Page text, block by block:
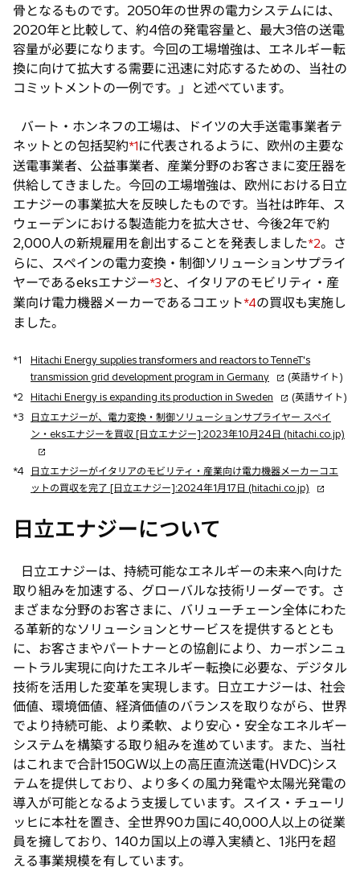
骨となるものです。2050年の世界の電力システムには、
2020年と比較して、約4倍の発電容量と、最大3倍の送電
容量が必要になります。今回の工場増強は、エネルギー転
換に向けて拡大する需要に迅速に対応するための、当社の
コミットメントの一例です。」と述べています。
バート・ホンネフの工場は、ドイツの大手送電事業者テ
ネットとの包括契約*1に代表されるように、欧州の主要な
送電事業者、公益事業者、産業分野のお客さまに変圧器を
供給してきました。今回の工場増強は、欧州における日立
エナジーの事業拡大を反映したものです。当社は昨年、ス
ウェーデンにおける製造能力を拡大させ、今後2年で約
2,000人の新規雇用を創出することを発表しました*2。さ
らに、スペインの電力変換・制御ソリューションサプライ
ヤーであるeksエナジー*3 と、イタリアのモビリティ・産
業向け電力機器メーカーであるコエット*4の買収も実施し
ました。
*1
Hitachi Energy supplies transformers and reactors to TenneT's
transmission grid development program in Germany新
し
開
く
(英語サイト)
*2
Hitachi Energy is expanding its production in Sweden 新
し
い
(英語サイト)
*3
日立エナジーが、電力変換・制御ソリューションサプライヤー スペイ
ン・eksエナジーを買収 [日立エナジー]:2023年10月24日 (hitachi.co.jp)
*4
日立エナジーがイタリアのモビリティ・産業向け電力機器メーカーコエ
ットの買収を完了 [日立エナジー]:2024年1月17日 (hitachi.co.jp) 新
で
開
く
日立エナジーについて
日立エナジーは、持続可能なエネルギーの未来へ向けた
取り組みを加速する、グローバルな技術リーダーです。さ
まざまな分野のお客さまに、バリューチェーン全体にわた
る革新的なソリューションとサービスを提供するととも
に、お客さまやパートナーとの協創により、カーボンニュ
ートラル実現に向けたエネルギー転換に必要な、デジタル
技術を活用した変革を実現します。日立エナジーは、社会
価値、環境価値、経済価値のバランスを取りながら、世界
でより持続可能、より柔軟、より安心・安全なエネルギー
システムを構築する取り組みを進めています。また、当社
はこれまで合計150GW以上の高圧直流送電(HVDC)シス
テムを提供しており、より多くの風力発電や太陽光発電の
導入が可能となるよう支援しています。スイス・チューリ
ッヒに本社を置き、全世界90カ国に40,000人以上の従業
員を擁しており、140カ国以上の導入実績と、1兆円を超
える事業規模を有しています。